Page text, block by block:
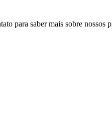
para saber mais sobre nossos